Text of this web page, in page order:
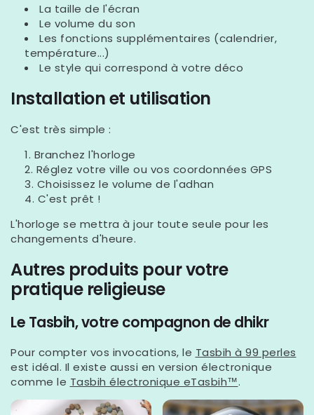
La taille de l'écran
Le volume du son
Les fonctions supplémentaires (calendrier,
température...)
Le style qui correspond à votre déco
Installation et utilisation
C'est très simple :
Branchez l'horloge
Réglez votre ville ou vos coordonnées GPS
Choisissez le volume de l'adhan
C'est prêt !
L'horloge se mettra à jour toute seule pour les
changements d'heure.
Autres produits pour votre
pratique religieuse
Le Tasbih, votre compagnon de dhikr
Pour compter vos invocations, le Tasbih à 99 perles
est idéal. Il existe aussi en version électronique
comme le Tasbih électronique eTasbih™️.